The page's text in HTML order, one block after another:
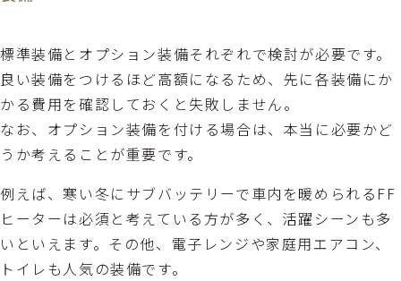
標準装備とオプション装備それぞれで検討が必要です。
良い装備をつけるほど高額になるため、先に各装備にか
かる費用を確認しておくと失敗しません。
なお、オプション装備を付ける場合は、本当に必要かど
うか考えることが重要です。
例えば、寒い冬にサブバッテリーで車内を暖められるFF
ヒーターは必須と考えている方が多く、活躍シーンも多
いといえます。その他、電子レンジや家庭用エアコン、
トイレも人気の装備です。